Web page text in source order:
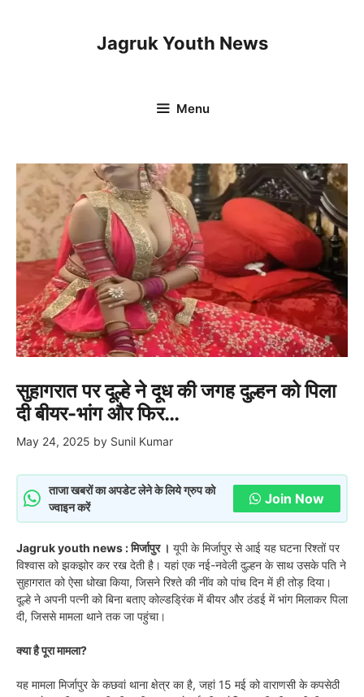
Jagruk Youth News
Menu
सुहागरात पर दूल्हे ने दूध की जगह दुल्हन को पिला
दी बीयर-भांग और फिर…
May 24, 2025 by Sunil Kumar
ताजा खबरों का अपडेट लेने के लिये ग्रुप को
ज्वाइन करें
Join Now
Jagruk youth news : मिर्जापुर । यूपी के मिर्जापुर से आई यह घटना रिश्तों पर
विश्वास को झकझोर कर रख देती है। यहां एक नई-नवेली दुल्हन के साथ उसके पति ने
सुहागरात को ऐसा धोखा किया, जिसने रिश्ते की नींव को पांच दिन में ही तोड़ दिया।
दूल्हे ने अपनी पत्नी को बिना बताए कोल्डड्रिंक में बीयर और ठंडई में भांग मिलाकर पिला
दी, जिससे मामला थाने तक जा पहुंचा।
क्या है पूरा मामला?
यह मामला मिर्जापुर के कछवां थाना क्षेत्र का है, जहां 15 मई को वाराणसी के कपसेठी